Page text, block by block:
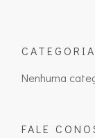
Nenhuma
FALE